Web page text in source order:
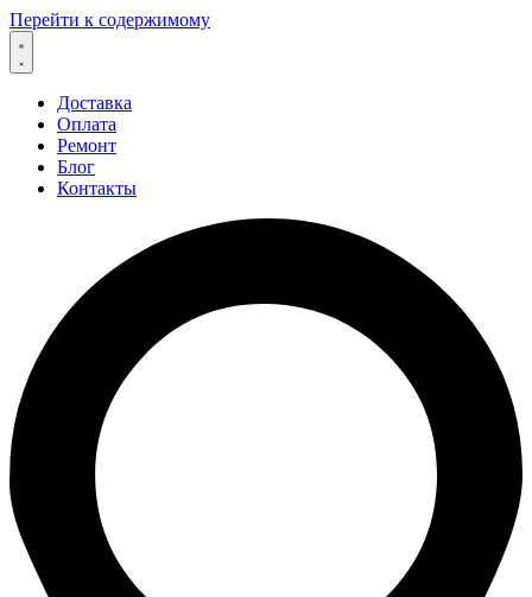
Перейти к содержимому
Доставка
Оплата
Ремонт
Блог
Контакты